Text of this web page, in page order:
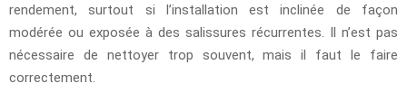
rendement, surtout si l’installation est inclinée de façon
modérée ou exposée à des salissures récurrentes. Il n’est pas
nécessaire de nettoyer trop souvent, mais il faut le faire
correctement.